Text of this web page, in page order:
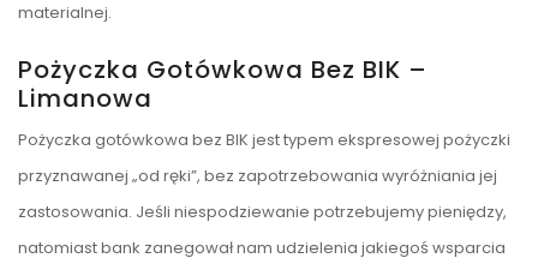
materialnej.
Pożyczka Gotówkowa Bez BIK –
Limanowa
Pożyczka gotówkowa bez BIK jest typem ekspresowej pożyczki
przyznawanej „od ręki”, bez zapotrzebowania wyróżniania jej
zastosowania. Jeśli niespodziewanie potrzebujemy pieniędzy,
natomiast bank zanegował nam udzielenia jakiegoś wsparcia